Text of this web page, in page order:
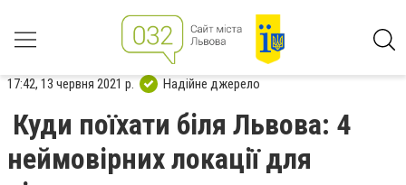
17:42, 13 червня 2021 р. Надійне джерело
Куди поїхати біля Львова: 4
неймовірних локації для